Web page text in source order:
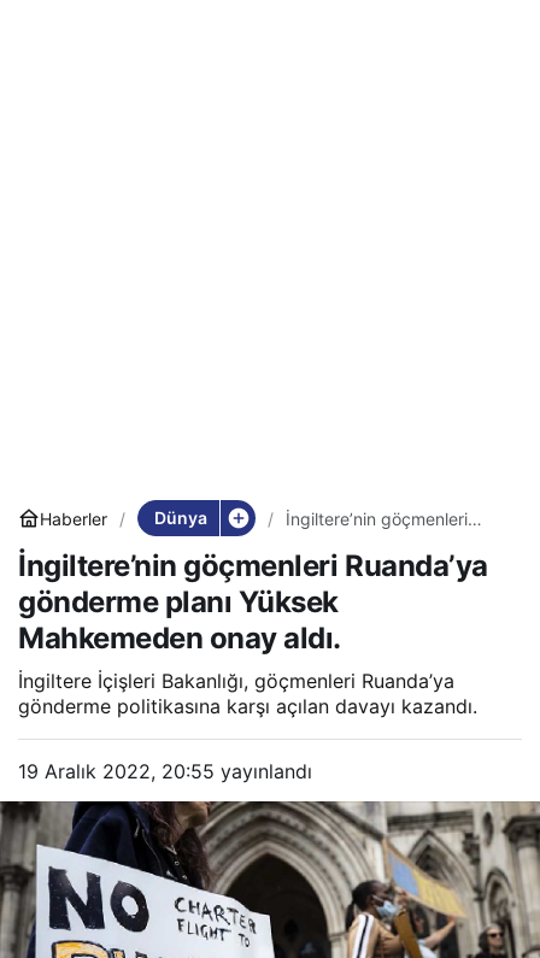
Haberler Dünya
İngiltere’nin göçmenleri
Yüksek Mahkemeden onay
aldı.
İngiltere’nin göçmenleri Ruanda’ya
gönderme planı Yüksek
Mahkemeden onay aldı.
İngiltere İçişleri Bakanlığı, göçmenleri Ruanda’ya
gönderme politikasına karşı açılan davayı kazandı.
19 Aralık 2022, 20:55 yayınlandı